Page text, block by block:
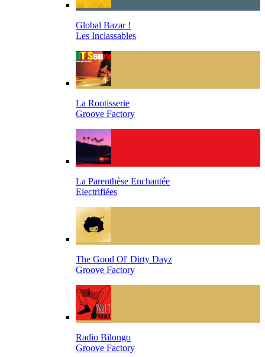
Global Bazar !
Les Inclassables
La Rootisserie
Groove Factory
La Parenthèse Enchantée
Electrifiées
The Good Ol' Dirty Dayz
Groove Factory
Radio Bilongo
Groove Factory